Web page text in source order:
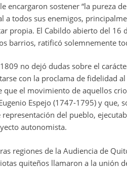
encargaron sostener “la pureza
a todos sus enemigos,
propia. El Cabildo abierto del 16
barrios, ratificó solemnemente
no dejó dudas sobre el
con la proclama de fidelidad al
que el movimiento de aquellos
Espejo (1747-1795) y que,
del pueblo,
autonomista.
regiones de la Audiencia de
quiteños llamaron a la unión